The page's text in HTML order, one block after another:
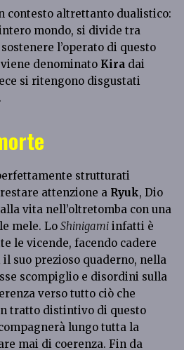
contesto altrettanto dualistico:
mondo, si divide tra
l’operato di questo
denominato Kira dai
si ritengono disgustati
strutturati
attenzione a Ryuk, Dio
vita nell’oltretomba con una
mele. LoShinigami infatti è
le vicende, facendo cadere
suo prezioso quaderno, nella
scompiglio e disordini sulla
verso tutto ciò che
tratto distintivo di questo
lungo tutta la
mai di coerenza. Fin da